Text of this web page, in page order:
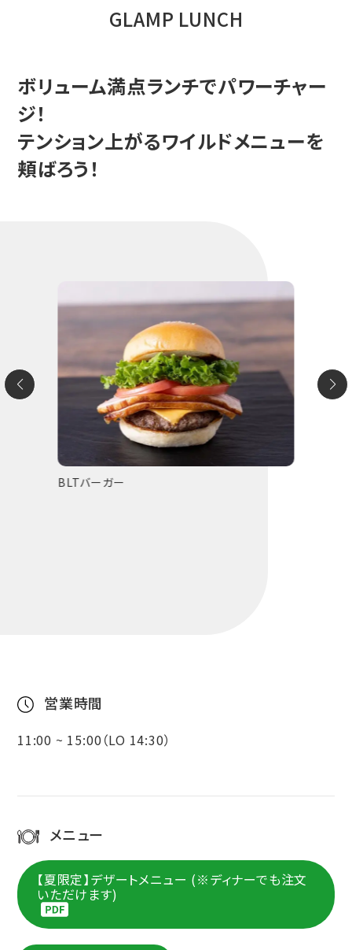
GLAMP LUNCH
ボリューム満点ランチでパワーチャー
ジ！
テンション上がるワイルドメニューを
頬ばろう！
BLTバーガー
営業時間
11:00 ~ 15:00（LO 14:30）
メニュー
【夏限定】デザートメニュー (※ディナーでも注文
いただけます)